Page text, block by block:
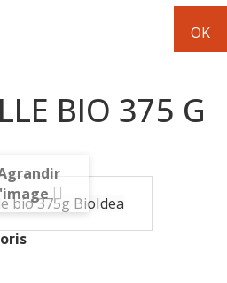
Ratatouille bio
BIO 375 G